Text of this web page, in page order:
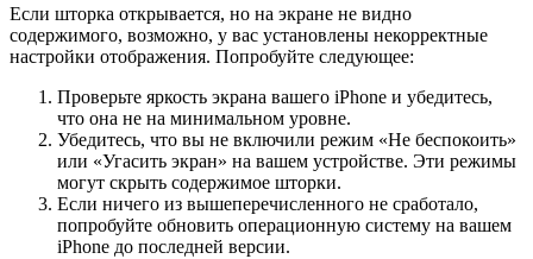
Если шторка открывается, но на экране не видно
содержимого, возможно, у вас установлены некорректные
настройки отображения. Попробуйте следующее:
Проверьте яркость экрана вашего iPhone и убедитесь,
что она не на минимальном уровне.
Убедитесь, что вы не включили режим «Не беспокоить»
или «Угасить экран» на вашем устройстве. Эти режимы
могут скрыть содержимое шторки.
Если ничего из вышеперечисленного не сработало,
попробуйте обновить операционную систему на вашем
iPhone до последней версии.